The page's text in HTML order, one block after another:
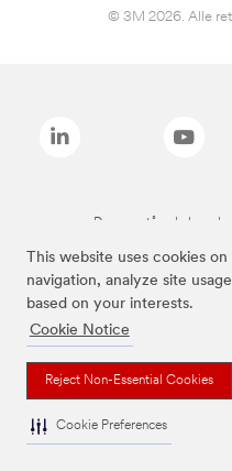
This website uses cookies
navigation, analyze site
based on your interests.
Cookie Notice
Reject Non-Essential Cookies
Cookie Preferences
© 3M 2026. Alle
De ovenstående